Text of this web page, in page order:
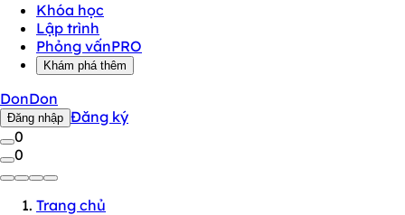
Khóa học
Lập trình
Phỏng vấnPRO
Khám phá thêm
DonDon
Đăng nhập Đăng ký
0
0
Trang chủ